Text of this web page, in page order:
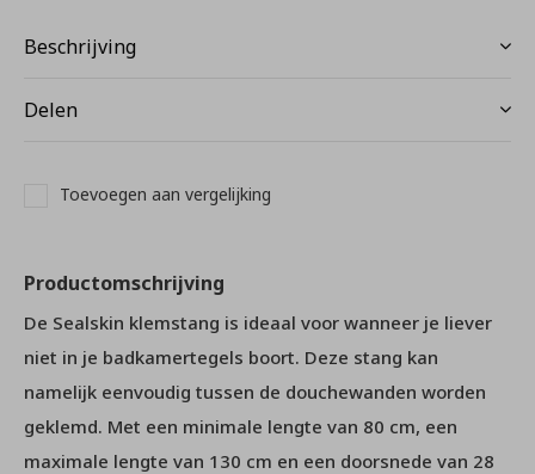
Beschrijving
Delen
Toevoegen aan vergelijking
Productomschrijving
De Sealskin klemstang is ideaal voor wanneer je liever
niet in je badkamertegels boort. Deze stang kan
namelijk eenvoudig tussen de douchewanden worden
geklemd. Met een minimale lengte van 80 cm, een
maximale lengte van 130 cm en een doorsnede van 28